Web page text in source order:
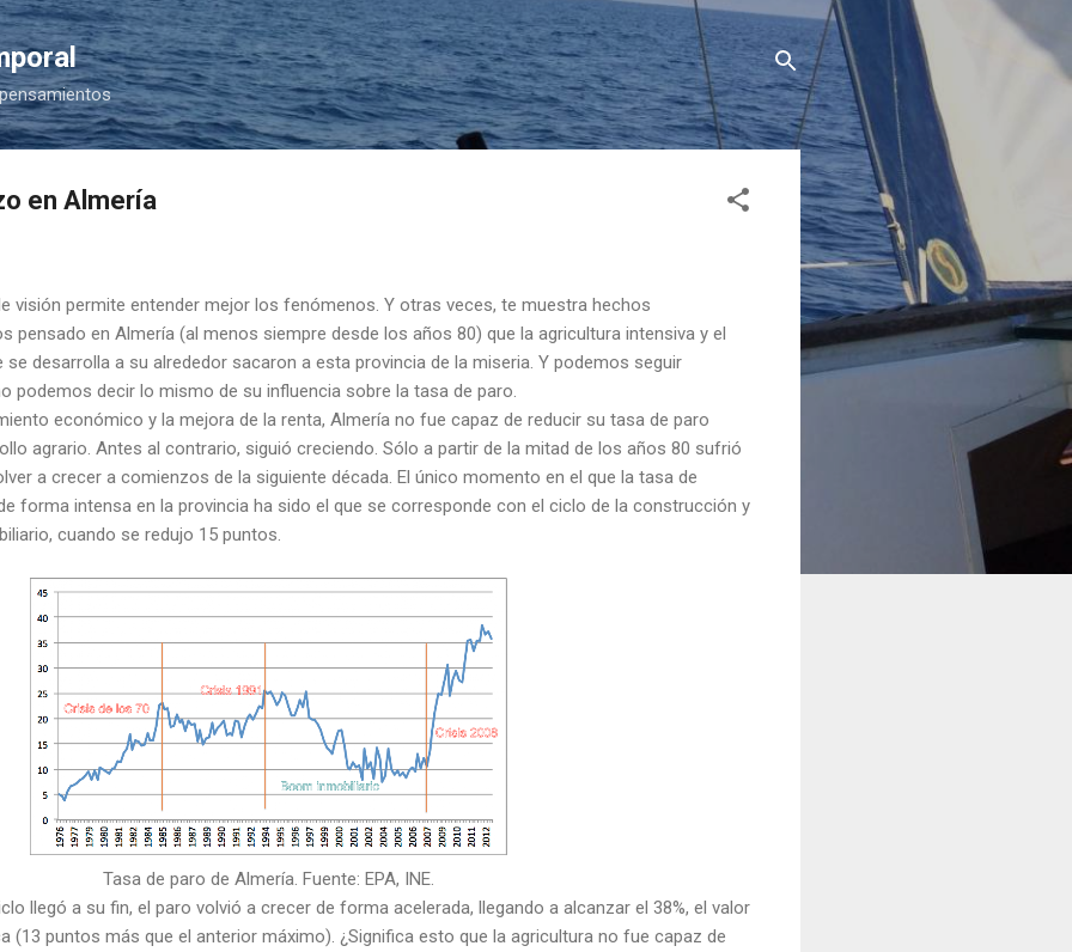
Ir al contenido principal
en Almería
visión permite entender mejor los fenómenos. Y otras veces, te muestra hechos
pensado en Almería (al menos siempre desde los años 80) que la agricultura intensiva y el
desarrolla a su alrededor sacaron a esta provincia de la miseria. Y podemos seguir
podemos decir lo mismo de su influencia sobre la tasa de paro.
económico y la mejora de la renta, Almería no fue capaz de reducir su tasa de paro
agrario. Antes al contrario, siguió creciendo. Sólo a partir de la mitad de los años 80 sufrió
a crecer a comienzos de la siguiente década. El único momento en el que la tasa de
forma intensa en la provincia ha sido el que se corresponde con el ciclo de la construcción y
cuando se redujo 15 puntos.
Tasa de paro de Almería. Fuente: EPA, INE.
llegó a su fin, el paro volvió a crecer de forma acelerada, llegando a alcanzar el 38%, el valor
(13 puntos más que el anterior máximo). ¿Significa esto que la agricultura no fue capaz de